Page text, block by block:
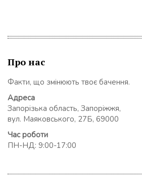
Про нас
Факти, що змінюють твоє бачення.
Адреса
Запорізька область, Запоріжжя,
вул. Маяковського, 27Б, 69000
Час роботи
ПН-НД: 9:00-17:00